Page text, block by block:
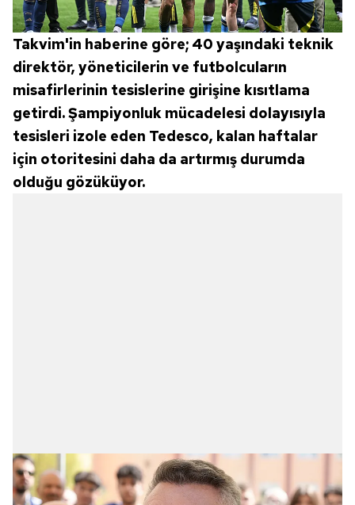
Takvim'in haberine göre; 40 yaşındaki teknik
direktör, yöneticilerin ve futbolcuların
misafirlerinin tesislerine girişine kısıtlama
getirdi. Şampiyonluk mücadelesi dolayısıyla
tesisleri izole eden Tedesco, kalan haftalar
için otoritesini daha da artırmış durumda
olduğu gözüküyor.